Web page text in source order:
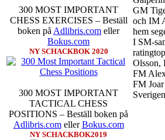
300 MOST IMPORTANT
CHESS EXERCISES – Beställ
boken på Adlibris.com eller
Bokus.com
NY SCHACKBOK 2020
300 MOST IMPORTANT
TACTICAL CHESS
POSITIONS – Beställ boken på
Adlibris.comellerBokus.com
NY SCHACKBOK2019
GM
och IM
hem
I SM-
Olsson,
FM
FM